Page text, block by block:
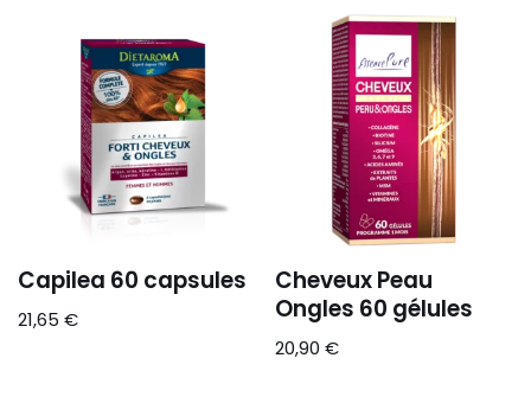
Capilea 60 capsules
21,65 €
Cheveux Peau
Ongles 60 gélules
20,90€